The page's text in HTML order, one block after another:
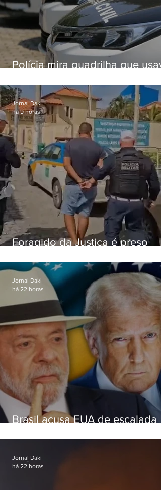
Polícia mira quadrilha que
o Comando Vermelho
Foragido da Justiça é preso
RJ-106, em Maricá
Jornal Daki
há 9 horas
Brasil acusa EUA de escalada
embaixadora
Jornal Daki
há 22 horas
Jornal Daki
há 22 horas